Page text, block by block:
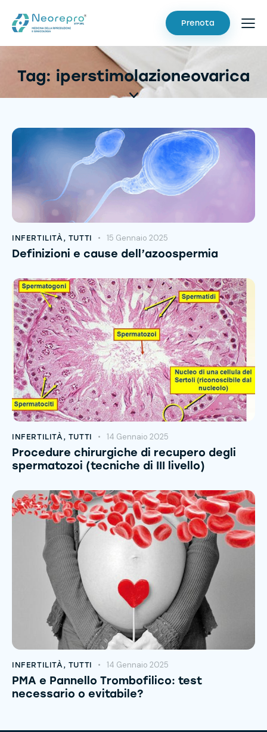
Prenota
Tag: iperstimolazioneovarica
INFERTILITÀ, TUTTI 15 Gennaio 2025
Definizioni e cause dell’azoospermia
INFERTILITÀ, TUTTI 14 Gennaio 2025
Procedure chirurgiche di recupero degli
spermatozoi (tecniche di III livello)
INFERTILITÀ , TUTTI 14 Gennaio 2025
PMA e Pannello Trombofilico: test
necessario o evitabile?